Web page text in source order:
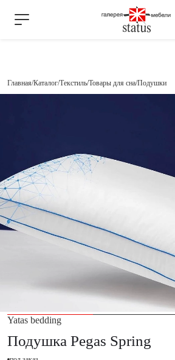
Главная Каталог Текстиль Товары для сна Подушки
Yatas bedding
Подушка Pegas Spring